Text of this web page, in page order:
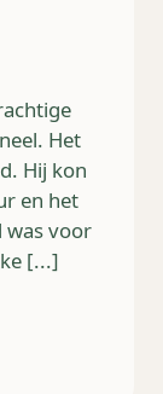
Het
Hij kon
en het
was voor
[...]